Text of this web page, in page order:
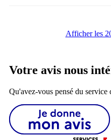
Afficher les
Votre avis nous
Qu'avez-vous pensé du service